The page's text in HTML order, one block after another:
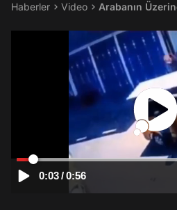
Haberler Video Arabanın
0:03/0:56